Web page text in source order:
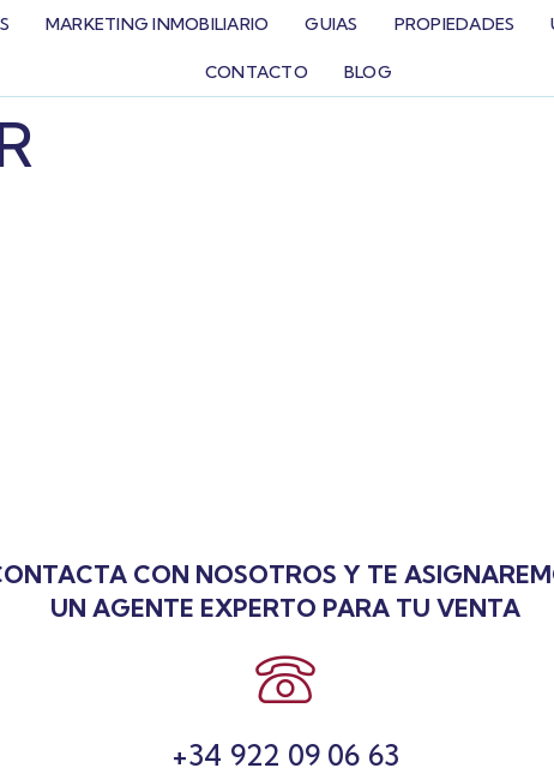
MARKETING INMOBILIARIO GUIAS PROPIEDADES
CONTACTO BLOG
CON NOSOTROS Y TE
UN AGENTE EXPERTO PARA TU VENTA
+34 922 09 06 63